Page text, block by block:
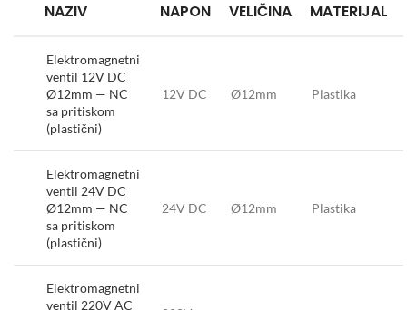
NAZIV NAPON VELIČINA MATERIJAL
Elektromagnetni
ventil 12V DC
Ø12mm — NC
sa pritiskom
(plastični)
12V DC Ø12mm Plastika
Elektromagnetni
ventil 24V DC
Ø12mm — NC
sa pritiskom
(plastični)
24V DC Ø12mm Plastika
Elektromagnetni
ventil 220V AC